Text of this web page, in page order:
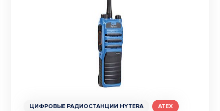
ЦИФРОВЫЕ РАДИОСТАНЦИИ HYTERA ATEX